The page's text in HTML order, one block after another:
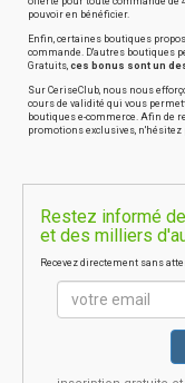
pouvoir en bénéficier.
Enfin, certaines boutiques
commande. D'autres boutiques
Gratuits, ces bonus sont un
Sur CeriseClub, nous nous
cours de validité qui vous
boutiques e-commerce. Afin de
promotions exclusives,
Restez informé
et des milliers
Recevez directement sans